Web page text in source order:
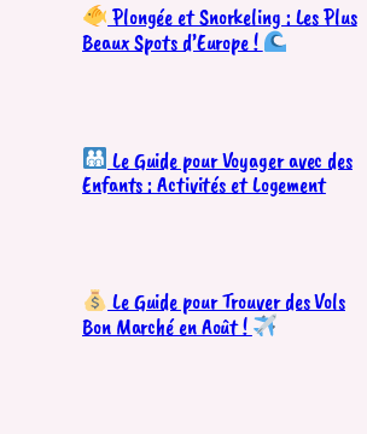
Plongée et Snorkeling : Les Plus
Beaux Spots d’Europe !
Le Guide pour Voyager avec des
Enfants : Activités et Logement
Le Guide pour Trouver des Vols
Bon Marché en Août !